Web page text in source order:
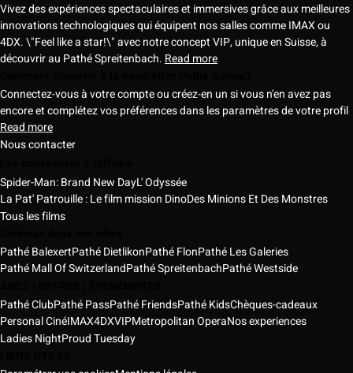
Vivez des expériences spectaculaires et immersives grâce aux meilleures
innovations technologiques qui équipent nos salles comme IMAX ou
4DX. \"Feel like a star!\" avec notre concept VIP, unique en Suisse, à
découvrir au Pathé Spreitenbach. Read more
Connectez-vous à votre compte ou créez-en un si vous n'en avez pas
encore et complétez vos préférences dans les paramètres de votre profil
Read more
Nous contacter
Spider-Man: Brand New DayL' Odyssée
La Pat' Patrouille : Le film mission DinoDes Minions Et Des Monstres
Tous les films
Pathé BalexertPathé DietlikonPathé FlonPathé Les Galeries
Pathé Mall Of SwitzerlandPathé SpreitenbachPathé Westside
Pathé ClubPathé PassPathé FriendsPathé KidsChèques-cadeaux
Personal CinéIMAX4DXVIPMetropolitan OperaNos experiences
Ladies NightProud Tuesday